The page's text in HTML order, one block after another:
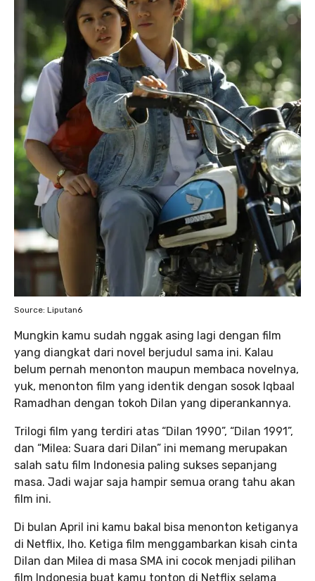
Source: Liputan6
Mungkin kamu sudah nggak asing lagi dengan film
yang diangkat dari novel berjudul sama ini. Kalau
belum pernah menonton maupun membaca novelnya,
yuk, menonton film yang identik dengan sosok Iqbaal
Ramadhan dengan tokoh Dilan yang diperankannya.
Trilogi film yang terdiri atas “Dilan 1990”, “Dilan 1991”,
dan “Milea: Suara dari Dilan” ini memang merupakan
salah satu film Indonesia paling sukses sepanjang
masa. Jadi wajar saja hampir semua orang tahu akan
film ini.
Di bulan April ini kamu bakal bisa menonton ketiganya
di Netflix, lho. Ketiga film menggambarkan kisah cinta
Dilan dan Milea di masa SMA ini cocok menjadi pilihan
film Indonesia buat kamu tonton di Netflix selama